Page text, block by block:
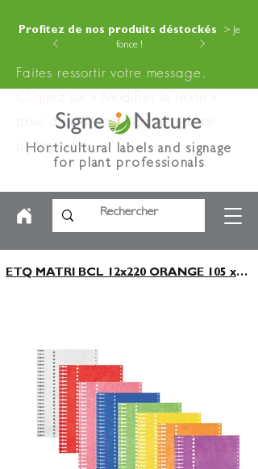
Profitez de nos produits déstockés
> Je
fonce !
Faites ressortir votre message.
Cliquez sur « Modifier le texte »
pour ajouter votre contenu à ce
paragraphe.
Horticultural labels and signage
for plant professionals
ETQ MATRI BCL 12x220 ORANGE 105 x5000